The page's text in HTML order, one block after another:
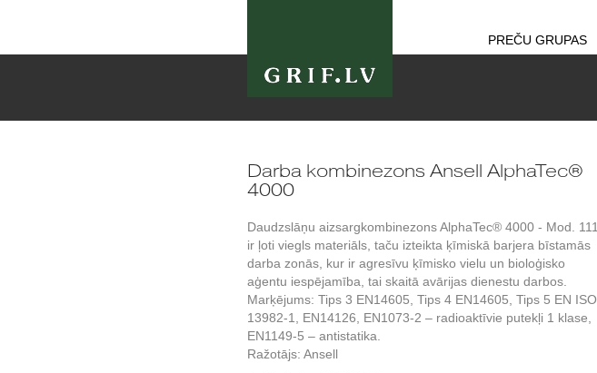
PREČU GRUPAS
Darba kombinezons Ansell AlphaTec®
4000
Daudzslāņu aizsargkombinezons AlphaTec® 4000 - Mod. 111
ir ļoti viegls materiāls, taču izteikta ķīmiskā barjera bīstamās
darba zonās, kur ir agresīvu ķīmisko vielu un bioloģisko
aģentu iespējamība, tai skaitā avārijas dienestu darbos.
Marķējums: Tips 3 EN14605, Tips 4 EN14605, Tips 5 EN ISO
13982-1, EN14126, EN1073-2 – radioaktīvie putekļi 1 klase,
EN1149-5 – antistatika.
Ražotājs: Ansell